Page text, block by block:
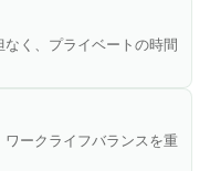
を守る・お客様第一主
で笑顔溢れる生活環境
るのは、お客様の「生
のこと、お客様に楽し
客様の立場に立ったサ
く、プライベートの時間
ークライフバランスを重